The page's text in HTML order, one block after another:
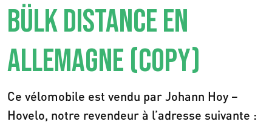
BÜLK DISTANCE EN
ALLEMAGNE (COPY)
Ce vélomobile est vendu par Johann Hoy –
Hovelo, notre revendeur à l’adresse suivante :